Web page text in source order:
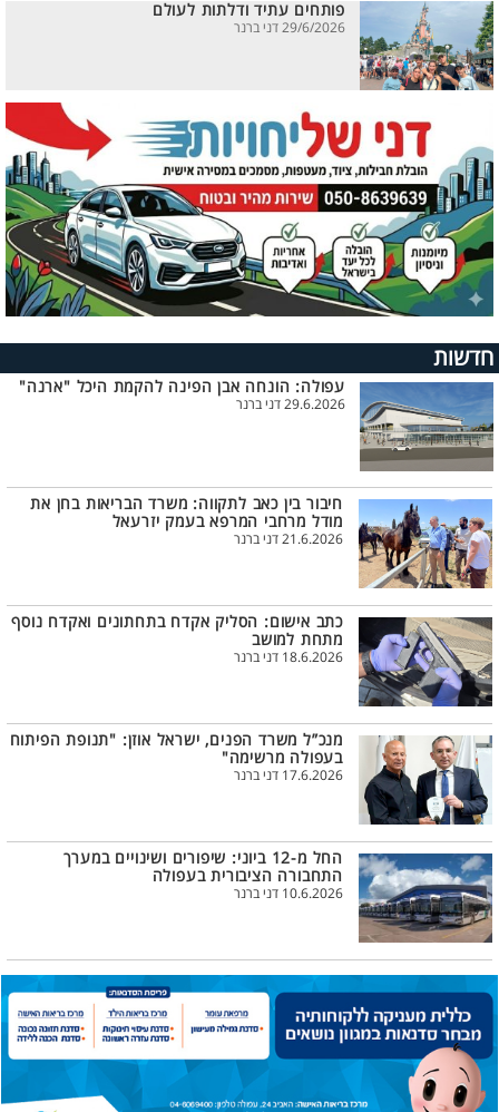
פותחים עתיד ודלתות לעולם
29/6/2026 דני ברנר
חדשות
עפולה: הונחה אבן הפינה להקמת היכל "ארנה"
29.6.2026 דני ברנר
חיבור בין כאב לתקווה: משרד הבריאות בחן את
מודל מרחבי המרפא בעמק יזרעאל
21.6.2026 דני ברנר
כתב אישום: הסליק אקדח בתחתונים ואקדח נוסף
מתחת למושב
18.6.2026 דני ברנר
מנכ”ל משרד הפנים, ישראל אוזן: "תנופת הפיתוח
בעפולה מרשימה"
17.6.2026 דני ברנר
החל מ-12 ביוני: שיפורים ושינויים במערך
התחבורה הציבורית בעפולה
10.6.2026 דני ברנר